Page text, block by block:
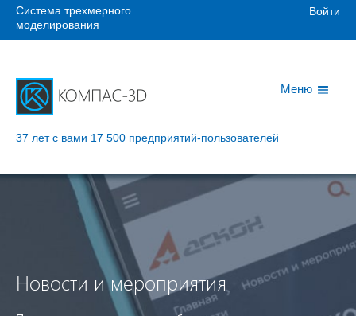
Система трехмерного
моделирования
Войти
Меню
37 лет с вами 17 500 предприятий-пользователей
Новости и мероприятия